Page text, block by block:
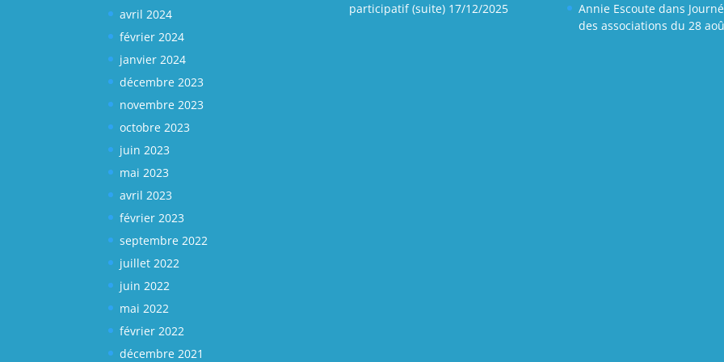
avril 2024
février 2024
janvier 2024
décembre 2023
novembre 2023
octobre 2023
juin 2023
mai 2023
avril 2023
février 2023
septembre 2022
juillet 2022
juin 2022
mai 2022
février 2022
décembre 2021
participatif (suite) 17/12/2025
Annie Escoutedans
des associations du 28